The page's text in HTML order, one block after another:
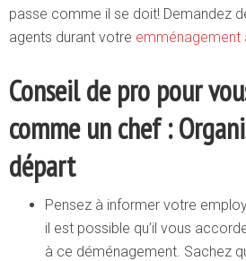
passe comme il se doit! Demandez
agents durant votre emménagement
Conseil de pro pour
comme un chef :
départ
Pensez à informer votre
il est possible qu’il vous
à ce déménagement. Sachez